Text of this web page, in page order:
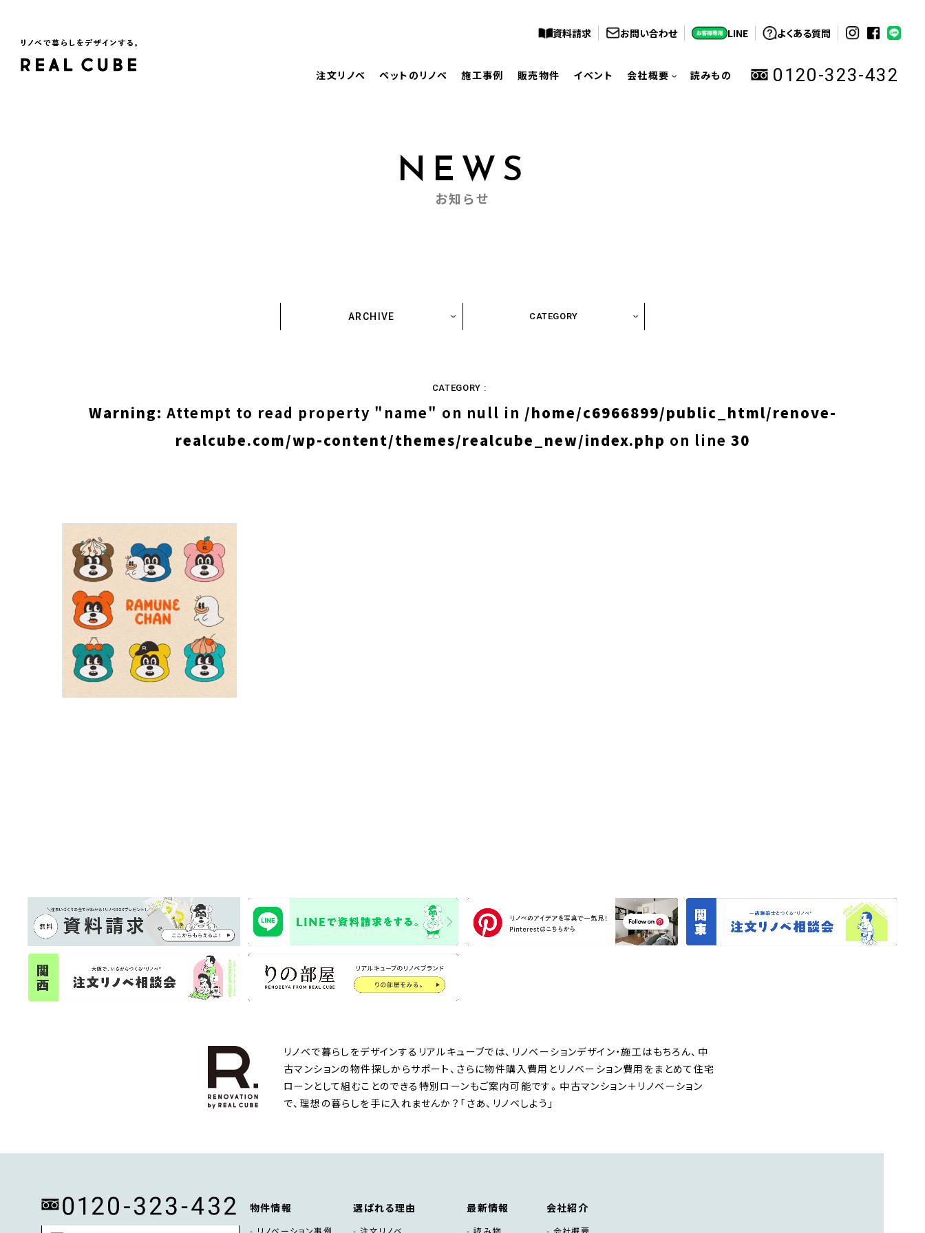
資料請求 お問い合わせ LINE よくある質問
注文リノベ ペットのリノベ 施工事例 販売物件 イベント 会社概要 読みもの 0120-323-432
NEWS
お知らせ
ARCHIVE CATEGORY
CATEGORY :
Warning: Attempt to read property "name" on null in /home/c6966899/public_html/renove-
realcube.com/wp-content/themes/realcube_new/index.php on line 30
リノベで暮らしをデザインするリアルキューブでは、リノベーションデザイン・施工はもちろん、中
古マンションの物件探しからサポート、さらに物件購入費用とリノベーション費用をまとめて住宅
ローンとして組むことのできる特別ローンもご案内可能です。中古マンション＋リノベーション
で、理想の暮らしを手に入れませんか？「さあ、リノベしよう」
物件情報 選ばれる理由 最新情報 会社紹介